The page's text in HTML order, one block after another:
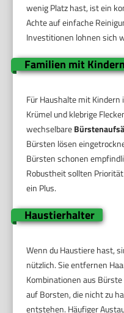
wenig Platz hast, ist ein
Achte auf einfache
Investitionen lohnen sich
Familien mit Kindern
Für Haushalte mit
Krümel und klebrige
wechselbare
Bürsten lösen
Bürsten schonen
Robustheit sollten
ein Plus.
Haustierhalter
Wenn du Haustiere hast,
nützlich. Sie entfernen
Kombinationen aus
auf Borsten, die nicht zu
entstehen. Häufiger